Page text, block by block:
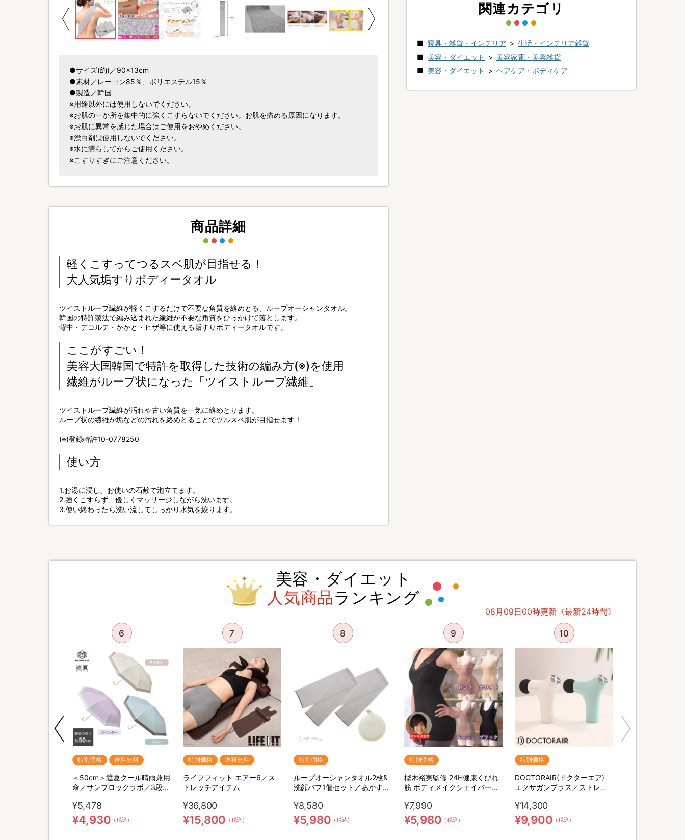
●サイズ(約)／90×13cm
●素材／レーヨン85％、ポリエステル15％
●製造／韓国
※用途以外には使用しないでください。
※お肌の一か所を集中的に強くこすらないでください。お肌を痛める原因になります。
※お肌に異常を感じた場合はご使用をおやめください。
※漂白剤は使用しないでください。
※水に濡らしてからご使用ください。
※こすりすぎにご注意ください。
商品詳細
軽くこすってつるスベ肌が目指せる！
大人気垢すりボディータオル
ツイストループ繊維が軽くこするだけで不要な角質を絡めとる、ループオーシャンタオル。
韓国の特許製法で編み込まれた繊維が不要な角質をひっかけて落とします。
背中・デコルテ・かかと・ヒザ等に使える垢すりボディータオルです。
ここがすごい！
美容大国韓国で特許を取得した技術の編み方(※)を使用
繊維がループ状になった「ツイストループ繊維」
ツイストループ繊維が汚れや古い角質を一気に絡めとります。
ループ状の繊維が垢などの汚れを絡めとることでツルスベ肌が目指せます！
(※)登録特許10-0778250
使い方
1.お湯に浸し、お使いの石鹸で泡立てます。
2.強くこすらず、優しくマッサージしながら洗います。
3.使い終わったら洗い流してしっかり水気を絞ります。
関連カテゴリ
寝具・雑貨・インテリア > 生活・インテリア雑貨
美容・ダイエット
> 美容家電・美容雑貨
美容・ダイエット
> ヘアケア・ボディケア
美容・ダイエット
人気商品ランキング
08月09日00時更新《最新24時間》
6
特別価格 送料無料
＜50cm＞遮夏クール晴雨兼用
傘／サンブロックラボ／3段コ
¥5,478
¥4,930 （税込）
7
特別価格 送料無料
ライフフィット エアー6／ス
トレッチアイテム
¥36,800
¥15,800 （税込）
8
特別価格
ループオーシャンタオル2枚&
洗顔パフ1個セット／あかすり
¥8,580
¥5,980 （税込）
9
特別価格
樫木裕実監修 24H健康くびれ
筋 ボディメイクシェイパー／
¥7,990
¥5,980 （税込）
10
特別価格
DOCTORAIR(ドクターエア)
エクサガンプラス／ストレッ
¥14,300
¥9,900 （税込）